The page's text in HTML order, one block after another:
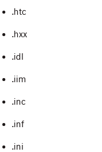
.htc
.hxx
.idl
.iim
.inc
.inf
.ini